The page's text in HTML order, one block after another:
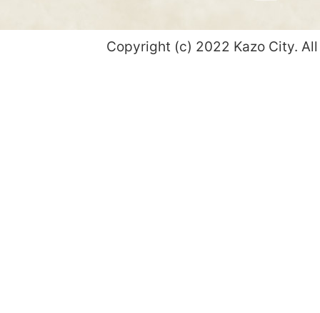
Copyright (c) 2022 Kazo City.